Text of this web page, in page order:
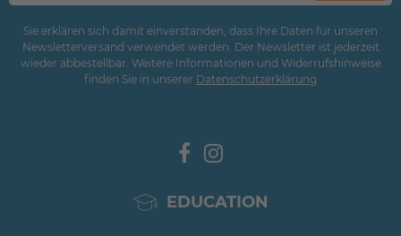
Sie erklären sich damit einverstanden, dass Ihre Daten für unseren
Newsletterversand verwendet werden. Der Newsletter ist jederzeit
wieder abbestellbar. Weitere Informationen und Widerrufshinweise
finden Sie in unserer Daten­schutz­erklärung
EDUCATION